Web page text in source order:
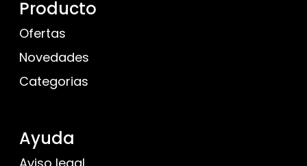
Producto
Ofertas
Novedades
Categorias
Ayuda